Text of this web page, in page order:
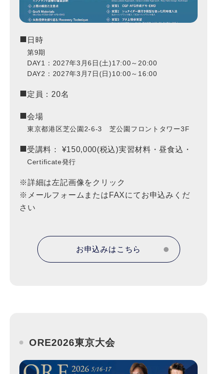
日時
第9期
DAY1：2027年3月6日(土)17:00～20:00
DAY2：2027年3月7日(日)10:00～16:00
定員：20名
会場
東京都港区芝公園2-6-3 芝公園フロントタワー3F
受講料： ¥150,000(税込)実習材料・昼食込・
Certificate発行
※詳細は左記画像をクリック
※メールフォームまたはFAXにてお申込みくだ
さい
お申込みはこちら
ORE2026東京大会